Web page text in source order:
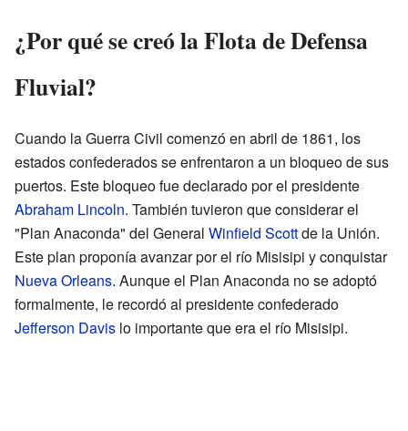
¿Por qué se creó la Flota de Defensa
Fluvial?
Cuando la Guerra Civil comenzó en abril de 1861, los
estados confederados se enfrentaron a un bloqueo de sus
puertos. Este bloqueo fue declarado por el presidente
Abraham Lincoln. También tuvieron que considerar el
"Plan Anaconda" del General Winfield Scottde la Unión.
Este plan proponía avanzar por el río Misisipi y conquistar
Nueva Orleans. Aunque el Plan Anaconda no se adoptó
formalmente, le recordó al presidente confederado
Jefferson Davis lo importante que era el río Misisipi.